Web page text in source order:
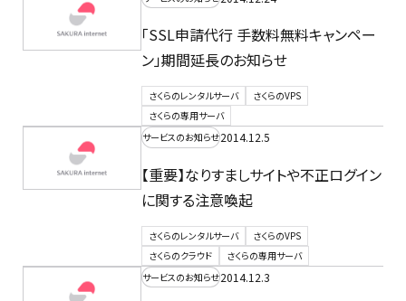
「SSL申請代行 手数料無料キャンペー
ン」期間延長のお知らせ
さくらのレンタルサーバ
さくらのVPS
さくらの専用サーバ
サービスのお知らせ2014.12.5
【重要】なりすましサイトや不正ログイン
に関する注意喚起
さくらのレンタルサーバ
さくらのVPS
さくらのクラウド
さくらの専用サーバ
サービスのお知らせ2014.12.3